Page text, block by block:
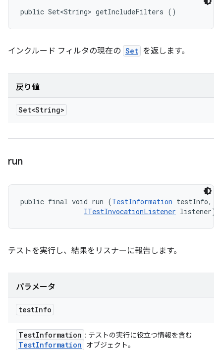
public Set<String> getIncludeFilters ()
インクルード フィルタの現在の Set を返します。
戻り値
Set<String>
run
public final void run (TestInformation testInfo,
ITestInvocationListener listener)
テストを実行し、結果をリスナーに報告します。
パラメータ
testInfo
TestInformation : テストの実行に役立つ情報を含む
TestInformation オブジェクト。